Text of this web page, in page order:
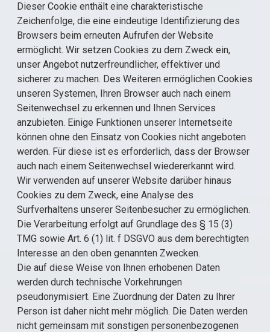
Dieser Cookie enthält eine charakteristische
Zeichenfolge, die eine eindeutige Identifizierung des
Browsers beim erneuten Aufrufen der Website
ermöglicht. Wir setzen Cookies zu dem Zweck ein,
unser Angebot nutzerfreundlicher, effektiver und
sicherer zu machen. Des Weiteren ermöglichen Cookies
unseren Systemen, Ihren Browser auch nach einem
Seitenwechsel zu erkennen und Ihnen Services
anzubieten. Einige Funktionen unserer Internetseite
können ohne den Einsatz von Cookies nicht angeboten
werden. Für diese ist es erforderlich, dass der Browser
auch nach einem Seitenwechsel wiedererkannt wird.
Wir verwenden auf unserer Website darüber hinaus
Cookies zu dem Zweck, eine Analyse des
Surfverhaltens unserer Seitenbesucher zu ermöglichen.
Die Verarbeitung erfolgt auf Grundlage des § 15 (3)
TMG sowie Art. 6 (1) lit. f DSGVO aus dem berechtigten
Interesse an den oben genannten Zwecken.
Die auf diese Weise von Ihnen erhobenen Daten
werden durch technische Vorkehrungen
pseudonymisiert. Eine Zuordnung der Daten zu Ihrer
Person ist daher nicht mehr möglich. Die Daten werden
nicht gemeinsam mit sonstigen personenbezogenen